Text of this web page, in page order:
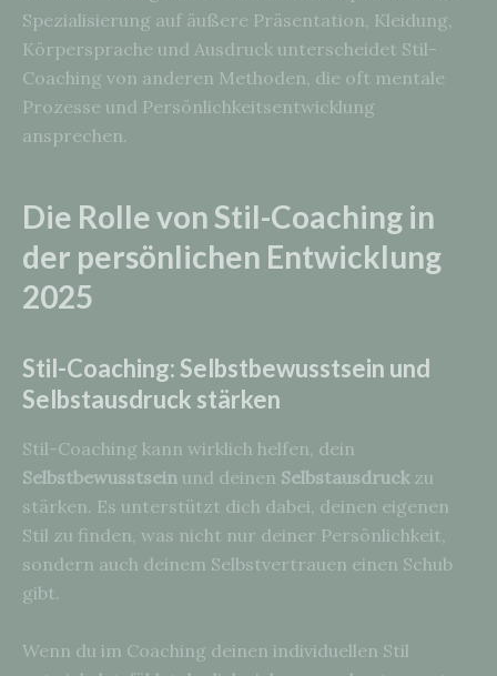
Spezialisierung auf äußere Präsentation, Kleidung,
Körpersprache und Ausdruck unterscheidet Stil-
Coaching von anderen Methoden, die oft mentale
Prozesse und Persönlichkeitsentwicklung
ansprechen.
Die Rolle von Stil-Coaching in
der persönlichen Entwicklung
2025
Stil-Coaching: Selbstbewusstsein und
Selbstausdruck stärken
Stil-Coaching kann wirklich helfen, dein
Selbstbewusstsein und deinen Selbstausdruck zu
stärken. Es unterstützt dich dabei, deinen eigenen
Stil zu finden, was nicht nur deiner Persönlichkeit,
sondern auch deinem Selbstvertrauen einen Schub
gibt.
Wenn du im Coaching deinen individuellen Stil